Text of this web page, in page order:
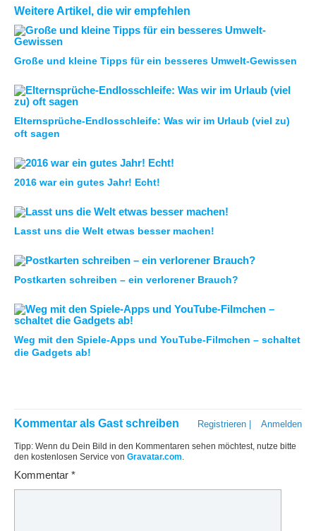
Weitere Artikel, die wir empfehlen
Große und kleine Tipps für ein besseres Umwelt-Gewissen
Elternsprüche-Endlosschleife: Was wir im Urlaub (viel zu)
oft sagen
2016 war ein gutes Jahr! Echt!
Lasst uns die Welt etwas besser machen!
Postkarten schreiben – ein verlorener Brauch?
Weg mit den Spiele-Apps und YouTube-Filmchen – schaltet
die Gadgets ab!
Anmelden
Registrieren
Kommentar als Gast schreiben
Tipp: Wenn du Dein Bild in den Kommentaren sehen möchtest, nutze bitte
den kostenlosen Service von Gravatar.com
Kommentar *